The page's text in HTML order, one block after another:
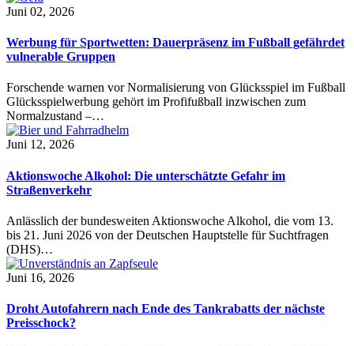
Juni 02, 2026
Werbung für Sportwetten: Dauerpräsenz im Fußball gefährdet
vulnerable Gruppen
Forschende warnen vor Normalisierung von Glücksspiel im Fußball
Glücksspielwerbung gehört im Profifußball inzwischen zum
Normalzustand –…
Juni 12, 2026
Aktionswoche Alkohol: Die unterschätzte Gefahr im
Straßenverkehr
Anlässlich der bundesweiten Aktionswoche Alkohol, die vom 13.
bis 21. Juni 2026 von der Deutschen Hauptstelle für Suchtfragen
(DHS)…
Juni 16, 2026
Droht Autofahrern nach Ende des Tankrabatts der nächste
Preisschock?